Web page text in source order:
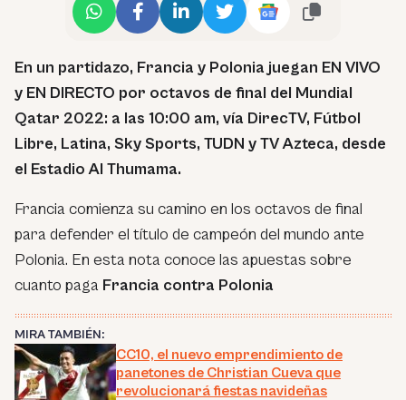
En un partidazo, Francia y Polonia juegan EN VIVO
y EN DIRECTO por octavos de final del Mundial
Qatar 2022: a las 10:00 am, vía DirecTV, Fútbol
Libre, Latina, Sky Sports, TUDN y TV Azteca, desde
el Estadio Al Thumama.
Francia comienza su camino en los octavos de final
para defender el título de campeón del mundo ante
Polonia. En esta nota conoce las apuestas sobre
cuanto paga Francia contra Polonia
MIRA TAMBIÉN:
CC10, el nuevo emprendimiento de
panetones de Christian Cueva que
revolucionará fiestas navideñas